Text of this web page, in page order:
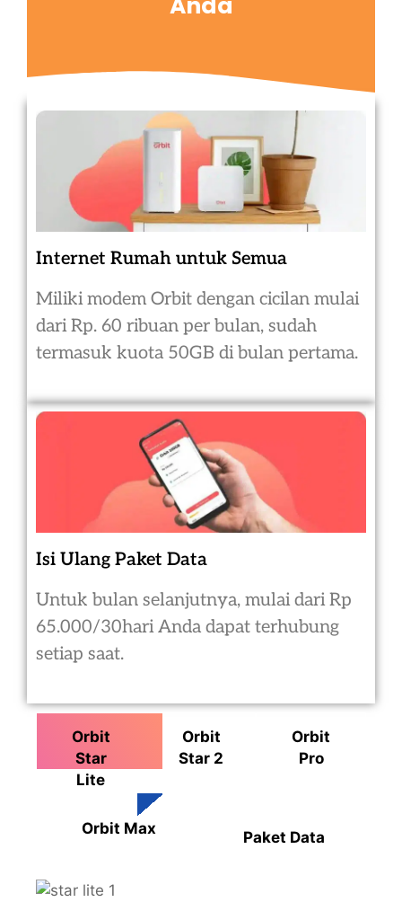
Internet Rumah untuk Semua
Miliki modem Orbit dengan cicilan mulai
dari Rp. 60 ribuan per bulan, sudah
termasuk kuota 50GB di bulan pertama.
Isi Ulang Paket Data
Untuk bulan selanjutnya, mulai dari Rp
65.000/30hari Anda dapat terhubung
setiap saat.
Orbit
Star
Lite
Orbit
Star 2
Orbit
Pro
Orbit Max Paket Data